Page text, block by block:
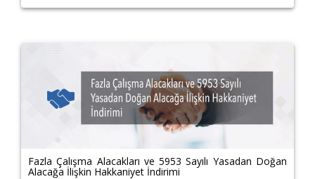
Fazla Çalışma Alacakları ve 5953 Sayılı Yasadan Doğan
Alacağa İlişkin Hakkaniyet İndirimi